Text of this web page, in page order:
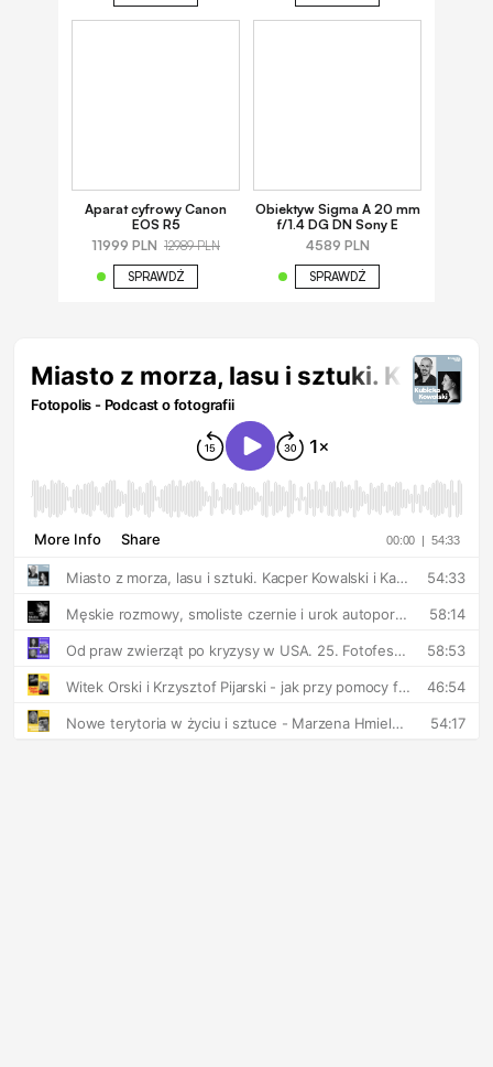
Aparat cyfrowy Canon
EOS R5
11999 PLN 12989 PLN
SPRAWDŹ
Obiektyw Sigma A 20 mm
f/1.4 DG DN Sony E
4589 PLN
SPRAWDŹ